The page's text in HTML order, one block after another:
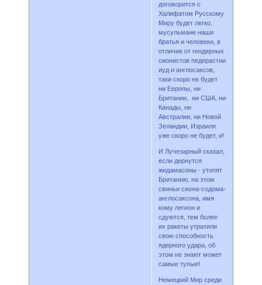
договорится с
Халифатом Русскому
Миру будет легко,
мусульмане наши
братья и человеки, в
отличие от гендерных
сионистов педерастии
иуд и англосаксов,
таки скоро не будет
ни Европы, ни
Британии, ни США, ни
Канады, ни
Австралии, ни Новой
Зеландии, Израиля
уже скоро не будет, и!
И Лучезарный сказал,
если дернутся
жидамасоны - утопят
Британию, на этом
свиньи сиона-содома-
англосаксона, имя
кому легион и
сдуются, тем более
их ракеты утратили
свою способность
ядерного удара, об
этом не знают может
самые тупые!
Немецкий Мир среди